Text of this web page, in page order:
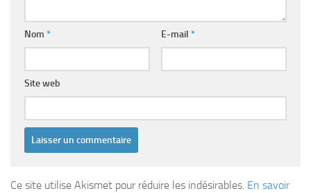
Nom * E-mail *
Site web
Ce site utilise Akismet pour réduire les indésirables. En savoir